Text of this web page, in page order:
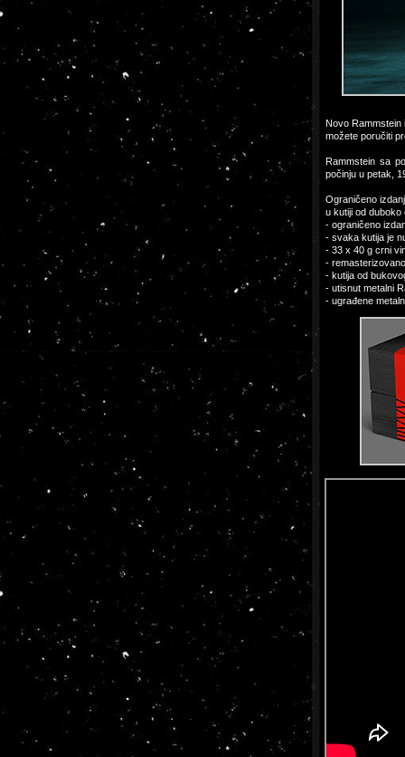
Novo
možete poručiti
Rammstein sa
počinju u petak,
Ograničeno
u kutiji od
- ograničeno
- svaka kutija je
- 33 x 40 g crni
-
- kutija od
- utisnut metalni
- ugrađene